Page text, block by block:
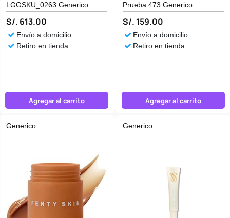
LGGSKU_0263 Generico
S/. 613.00
Envío a domicilio
Retiro en tienda
Agregar al carrito
Prueba 473 Generico
S/. 159.00
Envío a domicilio
Retiro en tienda
Agregar al carrito
Generico Generico